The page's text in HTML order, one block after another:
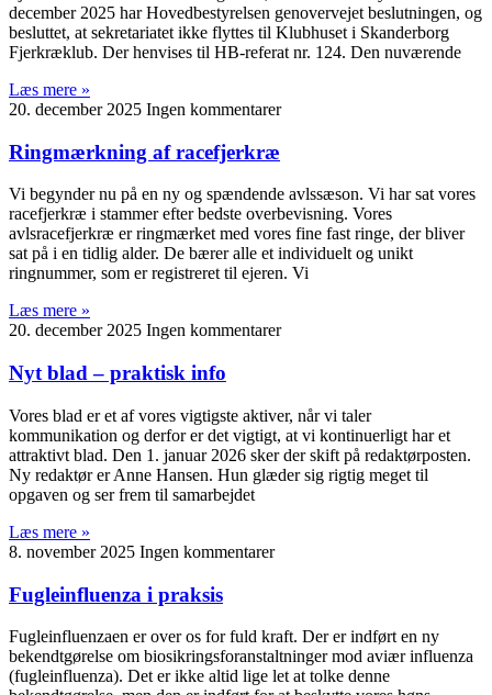
december 2025 har Hovedbestyrelsen genovervejet beslutningen, og
besluttet, at sekretariatet ikke flyttes til Klubhuset i Skanderborg
Fjerkræklub. Der henvises til HB-referat nr. 124. Den nuværende
Læs mere »
20. december 2025 Ingen kommentarer
Ringmærkning af racefjerkræ
Vi begynder nu på en ny og spændende avlssæson. Vi har sat vores
racefjerkræ i stammer efter bedste overbevisning. Vores
avlsracefjerkræ er ringmærket med vores fine fast ringe, der bliver
sat på i en tidlig alder. De bærer alle et individuelt og unikt
ringnummer, som er registreret til ejeren. Vi
Læs mere »
20. december 2025 Ingen kommentarer
Nyt blad – praktisk info
Vores blad er et af vores vigtigste aktiver, når vi taler
kommunikation og derfor er det vigtigt, at vi kontinuerligt har et
attraktivt blad. Den 1. januar 2026 sker der skift på redaktørposten.
Ny redaktør er Anne Hansen. Hun glæder sig rigtig meget til
opgaven og ser frem til samarbejdet
Læs mere »
8. november 2025 Ingen kommentarer
Fugleinfluenza i praksis
Fugleinfluenzaen er over os for fuld kraft. Der er indført en ny
bekendtgørelse om biosikringsforanstaltninger mod aviær influenza
(fugleinfluenza). Det er ikke altid lige let at tolke denne